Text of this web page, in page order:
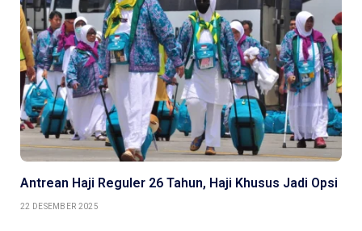
Antrean Haji Reguler 26 Tahun, Haji Khusus Jadi Opsi
22 DESEMBER 2025